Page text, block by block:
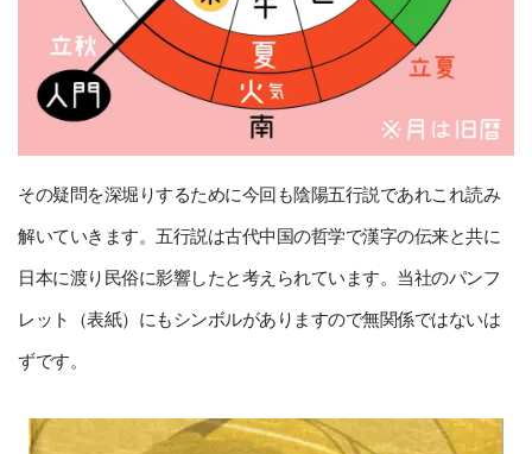
その疑問を深堀りするために今回も陰陽五行説であれこれ読み
解いていきます。五行説は古代中国の哲学で漢字の伝来と共に
日本に渡り民俗に影響したと考えられています。当社のパンフ
レット（表紙）にもシンボルがありますので無関係ではないは
ずです。